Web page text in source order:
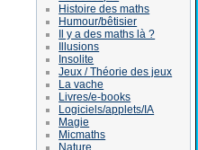
Histoire des maths
Humour/bêtisier
Il y a des maths là ?
Illusions
Insolite
Jeux / Théorie des jeux
La vache
Livres/e-books
Logiciels/applets/IA
Magie
Micmaths
Nature